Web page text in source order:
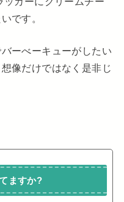
です。
ーべーキューがしたい
像だけではなく是非じ
ますか?